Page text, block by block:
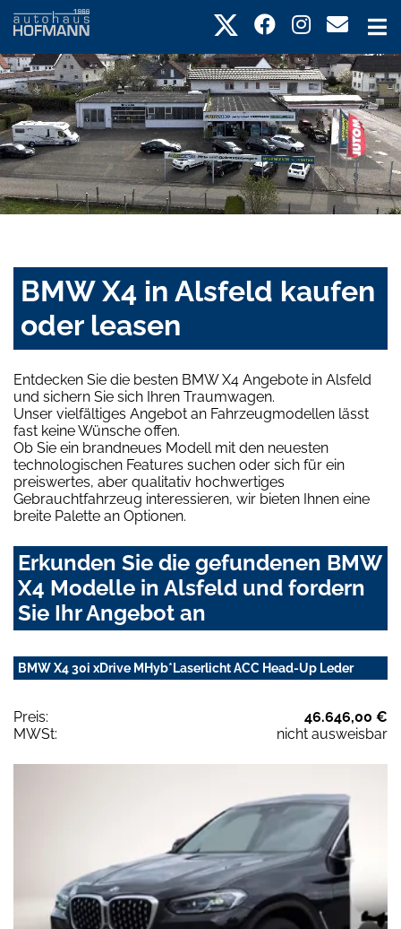
BMW X4 in Alsfeld kaufen
oder leasen
Entdecken Sie die besten BMW X4 Angebote in Alsfeld
und sichern Sie sich Ihren Traumwagen.
Unser vielfältiges Angebot an Fahrzeugmodellen lässt
fast keine Wünsche offen.
Ob Sie ein brandneues Modell mit den neuesten
technologischen Features suchen oder sich für ein
preiswertes, aber qualitativ hochwertiges
Gebrauchtfahrzeug interessieren, wir bieten Ihnen eine
breite Palette an Optionen.
Erkunden Sie die gefundenen BMW
X4 Modelle in Alsfeld und fordern
Sie Ihr Angebot an
BMW X4 30i xDrive MHyb*Laserlicht ACC Head-Up Leder
Preis:
46.646,00 €
MWSt:
nicht ausweisbar